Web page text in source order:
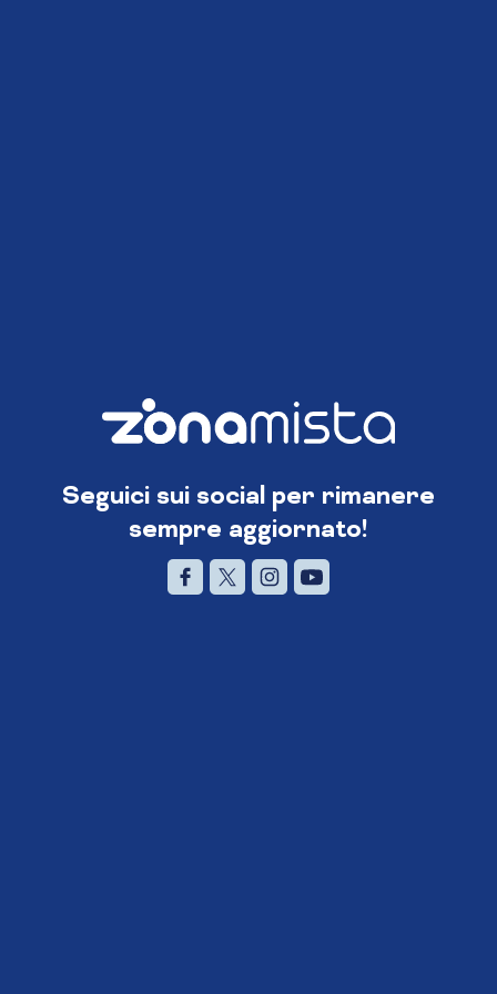
Seguici sui social per rimanere
sempre aggiornato!